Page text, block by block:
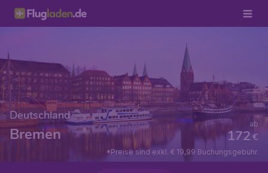
Deutschland
Bremen €
172
ab
*Preise sind exkl. € 19,99 Buchungsgebühr.